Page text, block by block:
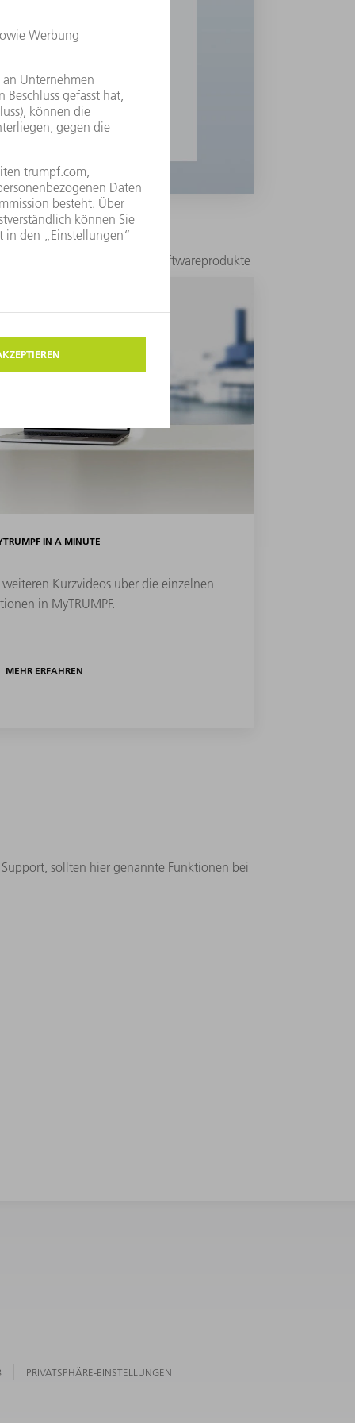
die all Ihre Softwareprodukte
herunter
IN A MINUTE
Kurzvideos über die einzelnen
in MyTRUMPF.
MEHR ERFAHREN
sollten hier genannte Funktionen bei
PRIVATSPHÄRE-EINSTELLUNGEN